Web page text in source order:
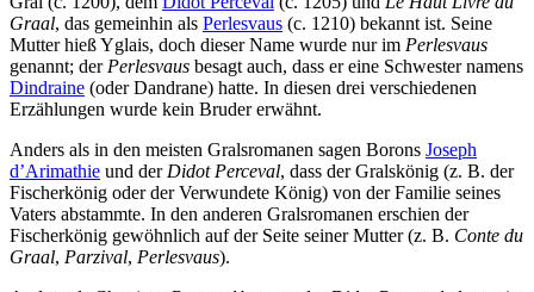
Graal, das gemeinhin als Perlesvaus (c. 1210) bekannt ist. Seine
Mutter hieß Yglais, doch dieser Name wurde nur im Perlesvaus
genannt; der Perlesvaus besagt auch, dass er eine Schwester namens
Dindraine (oder Dandrane) hatte. In diesen drei verschiedenen
Erzählungen wurde kein Bruder erwähnt.
Anders als in den meisten Gralsromanen sagen Borons Joseph
d’Arimathie und der Didot Perceval, dass der Gralskönig (z. B. der
Fischerkönig oder der Verwundete König) von der Familie seines
Vaters abstammte. In den anderen Gralsromanen erschien der
Fischerkönig gewöhnlich auf der Seite seiner Mutter (z. B. Conte du
Graal, Parzival, Perlesvaus).